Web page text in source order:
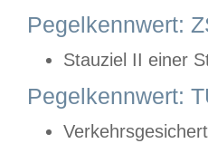
Pegelkennwert:
Stauziel II einer
Pegelkennwert: